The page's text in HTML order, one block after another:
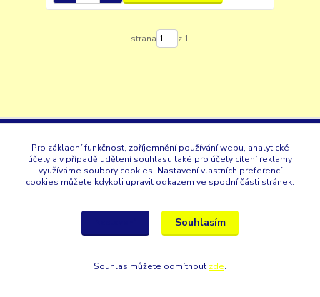
strana z 1
+420 353 567 257
Pro základní funkčnost, zpříjemnění používání webu, analytické
účely a v případě udělení souhlasu také pro účely cílení reklamy
využíváme soubory cookies. Nastavení vlastních preferencí
cookies můžete kdykoli upravit odkazem ve spodní části stránek.
Souhlasím
Souhlas můžete odmítnout zde.